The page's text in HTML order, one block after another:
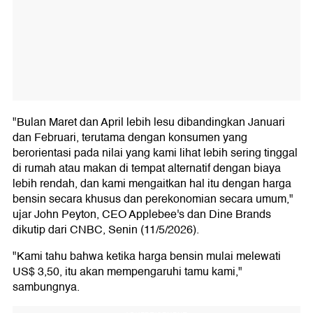
"Bulan Maret dan April lebih lesu dibandingkan Januari
dan Februari, terutama dengan konsumen yang
berorientasi pada nilai yang kami lihat lebih sering tinggal
di rumah atau makan di tempat alternatif dengan biaya
lebih rendah, dan kami mengaitkan hal itu dengan harga
bensin secara khusus dan perekonomian secara umum,"
ujar John Peyton, CEO Applebee's dan Dine Brands
dikutip dari CNBC, Senin (11/5/2026).
"Kami tahu bahwa ketika harga bensin mulai melewati
US$ 3,50, itu akan mempengaruhi tamu kami,"
sambungnya.